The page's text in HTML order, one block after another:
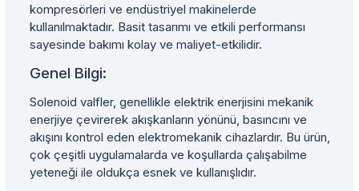
kompresörleri ve endüstriyel makinelerde
kullanılmaktadır. Basit tasarımı ve etkili performansı
sayesinde bakımı kolay ve maliyet-etkilidir.
Genel Bilgi:
Solenoid valfler, genellikle elektrik enerjisini mekanik
enerjiye çevirerek akışkanların yönünü, basıncını ve
akışını kontrol eden elektromekanik cihazlardır. Bu ürün,
çok çeşitli uygulamalarda ve koşullarda çalışabilme
yeteneği ile oldukça esnek ve kullanışlıdır.